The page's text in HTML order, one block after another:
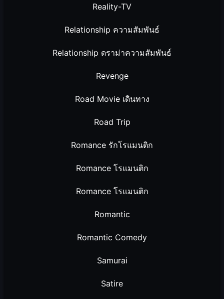
Reality-TV
Relationship ความสัมพันธ์
Relationship ดราม่าความสัมพันธ์
Revenge
Road Movie เดินทาง
Road Trip
Romance รักโรแมนติก
Romance โรแมนติก
Romance โรแมนติก
Romantic
Romantic Comedy
Samurai
Satire